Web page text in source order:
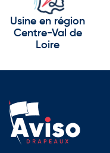
Usine en région
Centre-Val de
Loire